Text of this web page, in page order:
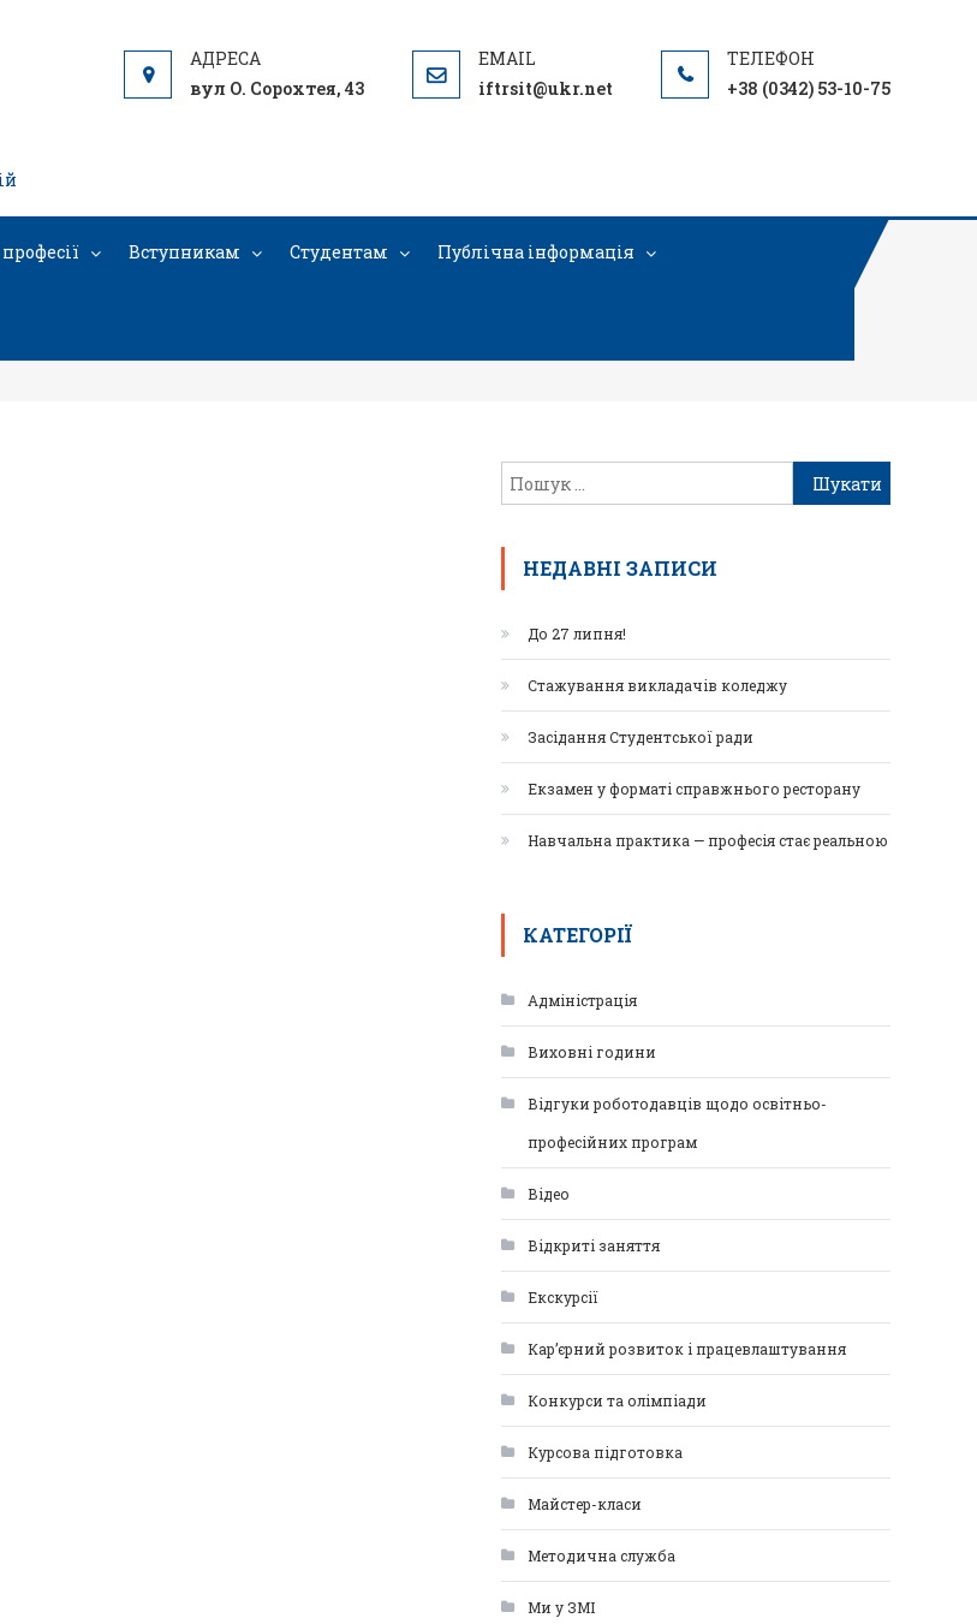
вул О. Сорохтея, 43 iftrsit@ukr.net +38 (0342) 53-10-75
Вступникам Студентам Публічна інформація
НЕДАВНІ ЗАПИСИ
До 27 липня!
Стажування викладачів коледжу
Засідання Студентської ради
Екзамен у форматі справжнього ресторану
Навчальна практика — професія стає реальною
КАТЕГОРІЇ
Адміністрація
Виховні години
Відгуки роботодавців щодо освітньо-
професійних програм
Відео
Відкриті заняття
Екскурсії
Кар’єрний розвиток і працевлаштування
Конкурси та олімпіади
Курсова підготовка
Майстер-класи
Методична служба
Ми у ЗМІ